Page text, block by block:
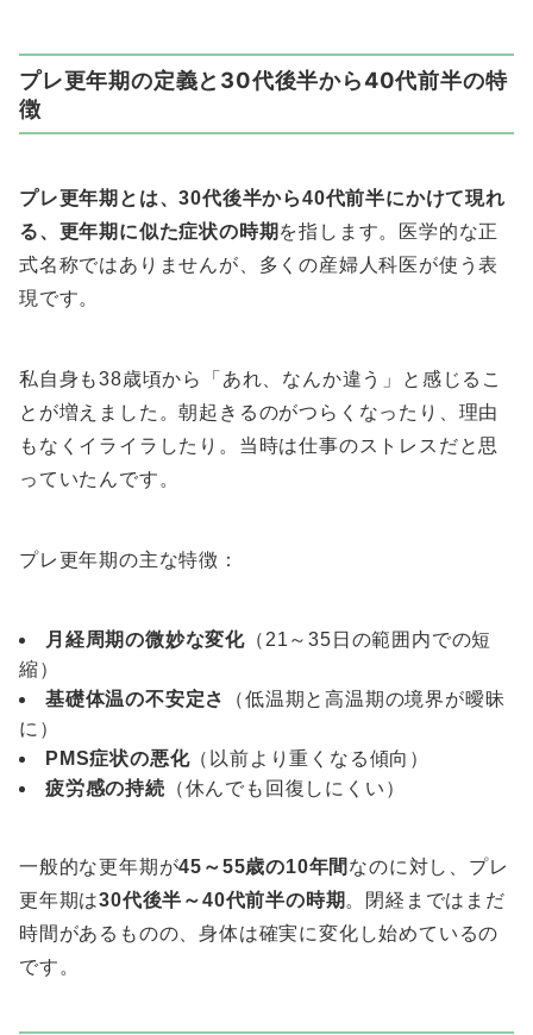
プレ更年期の定義と30代後半から40代前半の特
徴
プレ更年期とは、30代後半から40代前半にかけて現れ
る、更年期に似た症状の時期 を指します。医学的な正
式名称ではありませんが、多くの産婦人科医が使う表
現です。
私自身も38歳頃から「あれ、なんか違う」と感じるこ
とが増えました。朝起きるのがつらくなったり、理由
もなくイライラしたり。当時は仕事のストレスだと思
っていたんです。
プレ更年期の主な特徴：
月経周期の微妙な変化 （21～35日の範囲内での短
縮）
基礎体温の不安定さ
（低温期と高温期の境界が曖昧
に）
PMS症状の悪化（以前より重くなる傾向）
疲労感の持続 （休んでも回復しにくい）
一般的な更年期が45～55歳の10年間 なのに対し、プレ
更年期は30代後半～40代前半の時期 。閉経まではまだ
時間があるものの、身体は確実に変化し始めているの
です。